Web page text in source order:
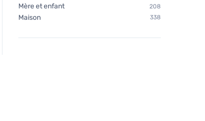
Mère et enfant 208
Maison 338